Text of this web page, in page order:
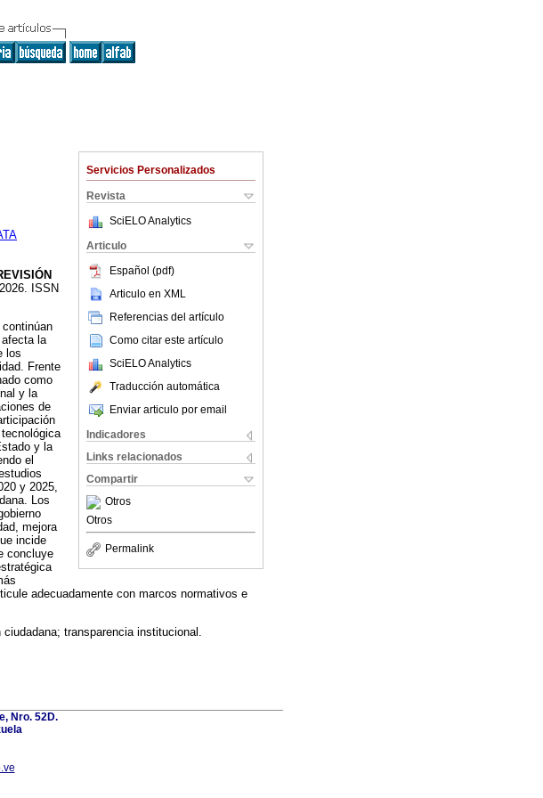
Servicios Personalizados
Revista
SciELO Analytics
Articulo
Español (pdf)
Articulo en XML
Referencias del artículo
Como citar este artículo
SciELO Analytics
Traducción automática
Enviar articulo por email
Indicadores
Links relacionados
Compartir
Otros
Otros
Permalink
ISSN
la
los
Frente
como
y la
de
y la
el
y 2025,
Los
mejora
incide
concluye
adecuadamente con marcos normativos e
transparencia institucional.
Nro. 52D.